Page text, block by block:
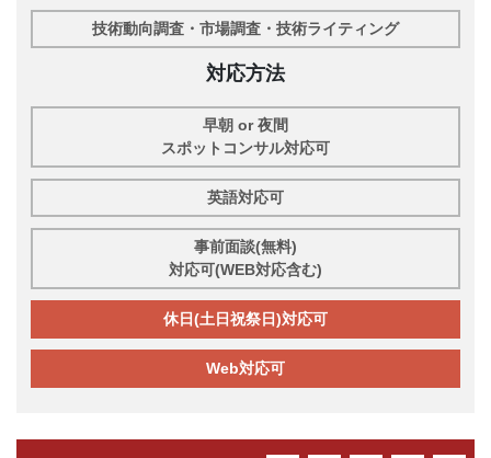
技術動向調査・市場調査・技術ライティング
対応方法
早朝 or 夜間
スポットコンサル対応可
英語対応可
事前面談(無料)
対応可(WEB対応含む)
休日(土日祝祭日)対応可
Web対応可